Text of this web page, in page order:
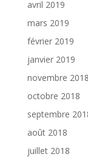
avril 2019
mars 2019
février 2019
janvier 2019
novembre 2018
octobre 2018
septembre
août 2018
juillet 2018